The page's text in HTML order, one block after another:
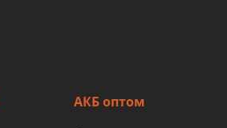
АКБ оптом